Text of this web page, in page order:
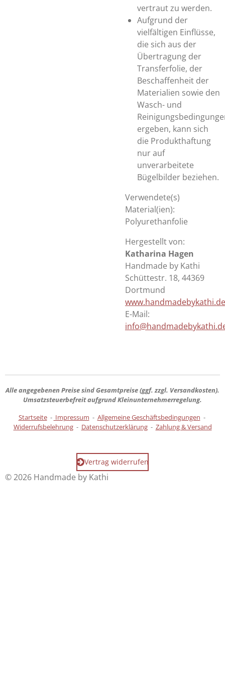
vertraut zu werden.
Aufgrund der
vielfältigen Einflüsse,
die sich aus der
Übertragung der
Transferfolie, der
Beschaffenheit der
Materialien sowie den
Wasch- und
ergeben, kann sich
die Produkthaftung
nur auf
unverarbeitete
Bügelbilder beziehen.
Verwendete(s)
Material(ien):
Polyurethanfolie
Hergestellt von:
Katharina Hagen
Handmade by Kathi
Schüttestr. 18, 44369
Dortmund
www.handmadebykathi.de
E-Mail:
Alle angegebenen Preise sindGesamtpreise(ggf. zzgl. Versandkosten).
Umsatzsteuerbefreit aufgrund Kleinunternehmerregelung.
Startseite- Impressum - Allgemeine Geschäftsbedingungen -
Widerrufsbelehrung- Datenschutzerklärung- Zahlung & Versand
Vertrag widerrufen
© 2026 Handmade by Kathi